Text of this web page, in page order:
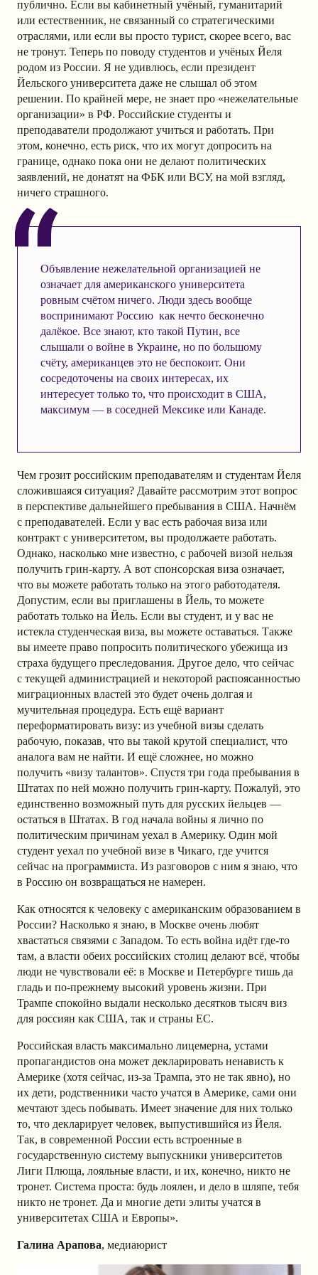
публично. Если вы кабинетный учёный, гуманитарий
или естественник, не связанный со стратегическими
отраслями, или если вы просто турист, скорее всего, вас
не тронут. Теперь по поводу студентов и учёных Йеля
родом из России. Я не удивлюсь, если президент
Йельского университета даже не слышал об этом
решении. По крайней мере, не знает про «нежелательные
организации» в РФ. Российские студенты и
преподаватели продолжают учиться и работать. При
этом, конечно, есть риск, что их могут допросить на
границе, однако пока они не делают политических
заявлений, не донатят на ФБК или ВСУ, на мой взгляд,
ничего страшного.
Объявление нежелательной организацией не
означает для американского университета
ровным счётом ничего. Люди здесь вообще
воспринимают Россию как нечто бесконечно
далёкое. Все знают, кто такой Путин, все
слышали о войне в Украине, но по большому
счёту, американцев это не беспокоит. Они
сосредоточены на своих интересах, их
интересует только то, что происходит в США,
максимум — в соседней Мексике или Канаде.
Чем грозит российским преподавателям и студентам Йеля
сложившаяся ситуация? Давайте рассмотрим этот вопрос
в перспективе дальнейшего пребывания в США. Начнём
с преподавателей. Если у вас есть рабочая виза или
контракт с университетом, вы продолжаете работать.
Однако, насколько мне известно, с рабочей визой нельзя
получить грин-карту. А вот спонсорская виза означает,
что вы можете работать только на этого работодателя.
Допустим, если вы приглашены в Йель, то можете
работать только на Йель. Если вы студент, и у вас не
истекла студенческая виза, вы можете оставаться. Также
вы имеете право попросить политического убежища из
страха будущего преследования. Другое дело, что сейчас
с текущей администрацией и некоторой распоясанностью
миграционных властей это будет очень долгая и
мучительная процедура. Есть ещё вариант
переформатировать визу: из учебной визы сделать
рабочую, показав, что вы такой крутой специалист, что
аналога вам не найти. И ещё сложнее, но можно
получить «визу талантов». Спустя три года пребывания в
Штатах по ней можно получить грин-карту. Пожалуй, это
единственно возможный путь для русских йельцев —
остаться в Штатах. В год начала войны я лично по
политическим причинам уехал в Америку. Один мой
студент уехал по учебной визе в Чикаго, где учится
сейчас на программиста. Из разговоров с ним я знаю, что
в Россию он возвращаться не намерен.
Как относятся к человеку с американским образованием в
России? Насколько я знаю, в Москве очень любят
хвастаться связями с Западом. То есть война идёт где-то
там, а власти обеих российских столиц делают всё, чтобы
люди не чувствовали её: в Москве и Петербурге тишь да
гладь и по-прежнему высокий уровень жизни. При
Трампе спокойно выдали несколько десятков тысяч виз
для россиян как США, так и страны ЕС.
Российская власть максимально лицемерна, устами
пропагандистов она может декларировать ненависть к
Америке (хотя сейчас, из-за Трампа, это не так явно), но
их дети, родственники часто учатся в Америке, сами они
мечтают здесь побывать. Имеет значение для них только
то, что декларирует человек, выпустившийся из Йеля.
Так, в современной России есть встроенные в
государственную систему выпускники университетов
Лиги Плюща, лояльные власти, и их, конечно, никто не
тронет. Система проста: будь лоялен, и дело в шляпе, тебя
никто не тронет. Да и многие дети элиты учатся в
университетах США и Европы».
Галина Арапова, медиаюрист